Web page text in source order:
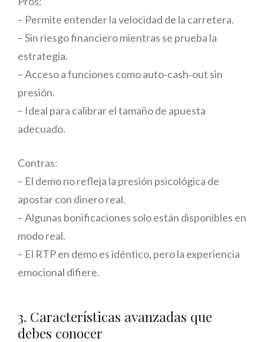
– Permite entender la velocidad de la carretera.
– Sin riesgo financiero mientras se prueba la
estrategia.
– Acceso a funciones como auto‑cash‑out sin
presión.
– Ideal para calibrar el tamaño de apuesta
adecuado.
Contras:
– El demo no refleja la presión psicológica de
apostar con dinero real.
– Algunas bonificaciones solo están disponibles en
modo real.
– El RTP en demo es idéntico, pero la experiencia
emocional difiere.
3. Características avanzadas que
debes conocer